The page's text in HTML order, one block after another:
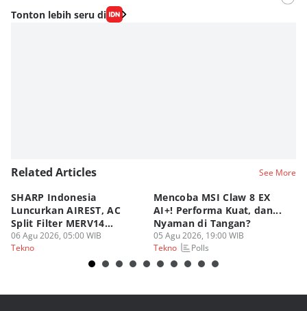
Editor
Nadia Agatha Pramesthi
Tonton lebih seru di
Related Articles See More
SHARP Indonesia
Luncurkan AIREST, AC
Split Filter MERV14
Perdana!
06 Agu 2026, 05:00 WIB
Tekno
Mencoba MSI Claw 8 EX
AI+! Performa Kuat, dan...
Nyaman di Tangan?
05 Agu 2026, 19:00 WIB
Tekno
Polls